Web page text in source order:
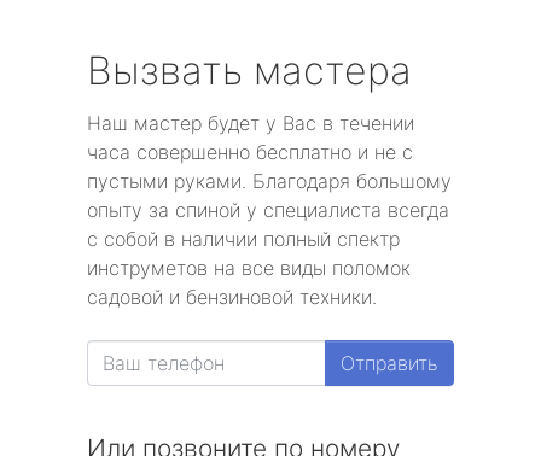
Вызвать мастера
Наш мастер будет у Вас в течении
часа совершенно бесплатно и не с
пустыми руками. Благодаря большому
опыту за спиной у специалиста всегда
с собой в наличии полный спектр
инструметов на все виды поломок
садовой и бензиновой техники.
Отправить
Или позвоните по номеру